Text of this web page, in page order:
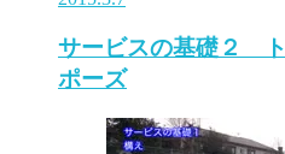
サービスの基礎２
ポーズ